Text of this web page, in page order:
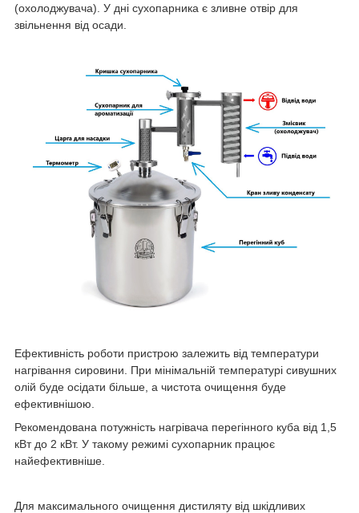
(охолоджувача). У дні сухопарника є зливне отвір для
звільнення від осади.
Ефективність роботи пристрою залежить від температури
нагрівання сировини. При мінімальній температурі сивушних
олій буде осідати більше, а чистота очищення буде
ефективнішою.
Рекомендована потужність нагрівача перегінного куба від 1,5
кВт до 2 кВт. У такому режимі сухопарник працює
найефективніше.
Для максимального очищення дистиляту від шкідливих